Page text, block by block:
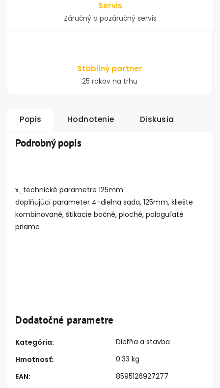
Servis
Záručný a pozáručný servis
Stabilný partner
25 rokov na trhu
Popis Hodnotenie Diskusia
Podrobný popis
x_technické parametre 125mm
doplňujúci parameter 4-dielna sada, 125mm, kliešte
kombinované, štikacie bočné, ploché, pologuľaté
priame
Dodatočné parametre
Kategória:
Dieľňa a stavba
Hmotnosť:
0.33 kg
EAN:
8595126927277